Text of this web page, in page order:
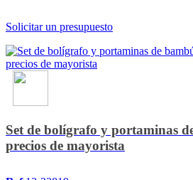
Solicitar un presupuesto
Set de bolígrafo y portaminas
precios de mayorista